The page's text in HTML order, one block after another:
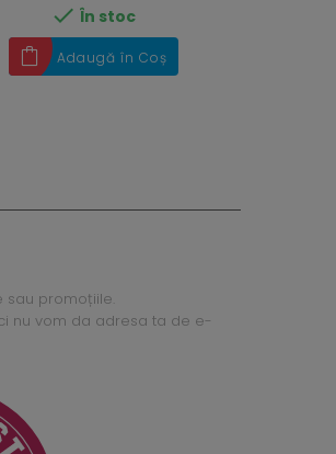
 În stoc
Adaugă în Coș
sau promoțiile.
nu vom da adresa ta de e-